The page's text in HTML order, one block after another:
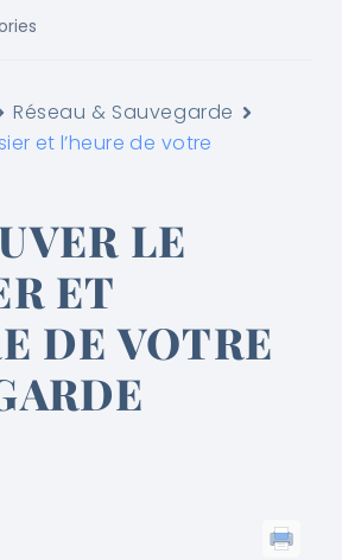
Réseau & Sauvegarde
et l’heure de votre
LE
ET
DE VOTRE